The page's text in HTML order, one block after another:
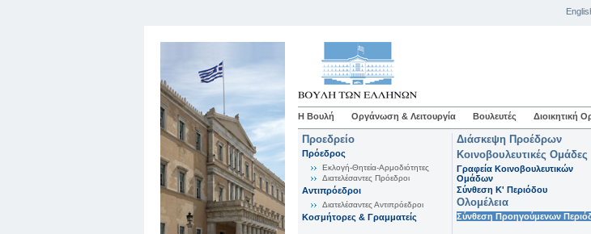
Η Βουλή Οργάνωση & Λειτουργία Βουλευτές Διοικητική
Προεδρείο
Πρόεδρος
Εκλογή-Θητεία-Αρμοδιότητες
Διατελέσαντες Πρόεδροι
Αντιπρόεδροι
Διατελέσαντες Αντιπρόεδροι
Κοσμήτορες & Γραμματείς
Διάσκεψη Προέδρων
Κοινοβουλευτικές Ομάδες
Γραφεία Κοινοβουλευτικών
Ομάδων
Σύνθεση K' Περιόδου
Ολομέλεια
Σύνθεση Προηγούμενων